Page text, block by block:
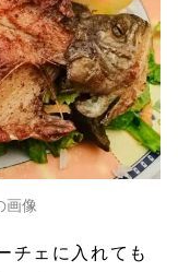
画像
チェに入れても